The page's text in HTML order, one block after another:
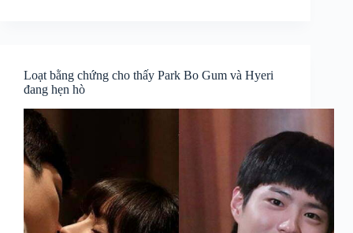
Loạt bằng chứng cho thấy Park Bo Gum và Hyeri
đang hẹn hò